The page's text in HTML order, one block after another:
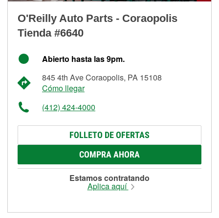
O'Reilly Auto Parts - Coraopolis
Tienda #6640
Abierto hasta las 9pm.
845 4th Ave Coraopolis, PA 15108
Cómo llegar
(412) 424-4000
FOLLETO DE OFERTAS
COMPRA AHORA
Estamos contratando
Aplica aquí